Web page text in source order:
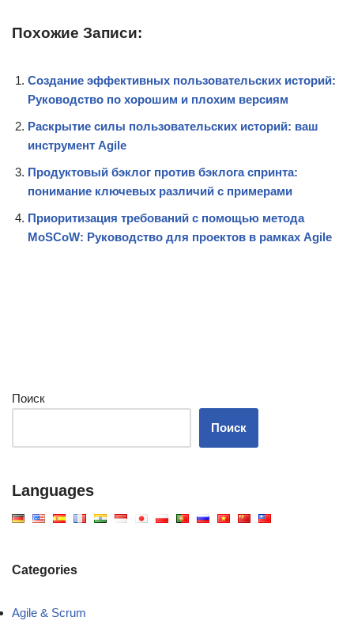
Похожие Записи:
Создание эффективных пользовательских историй:
Руководство по хорошим и плохим версиям
Раскрытие силы пользовательских историй: ваш
инструмент Agile
Продуктовый бэклог против бэклога спринта:
понимание ключевых различий с примерами
Приоритизация требований с помощью метода
MoSCoW: Руководство для проектов в рамках Agile
Поиск
Поиск
Languages
Categories
Agile & Scrum